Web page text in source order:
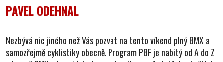
PAVEL ODEHNAL
Nezbývá nic jiného než Vás pozvat na tento víkend plný BMX a
samozřejmě cyklistiky obecně. Program PBF je nabitý od A do Z